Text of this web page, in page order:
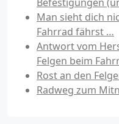
Man sieht dich
Fahrrad fährst …
Antwort vom
Felgen beim
Rost an den
Radweg zum